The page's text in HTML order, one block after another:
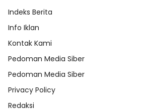
Indeks Berita
Info Iklan
Kontak Kami
Pedoman Media Siber
Pedoman Media Siber
Privacy Policy
Redaksi